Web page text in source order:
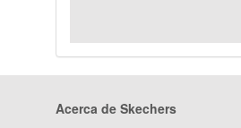
Acerca de Skechers